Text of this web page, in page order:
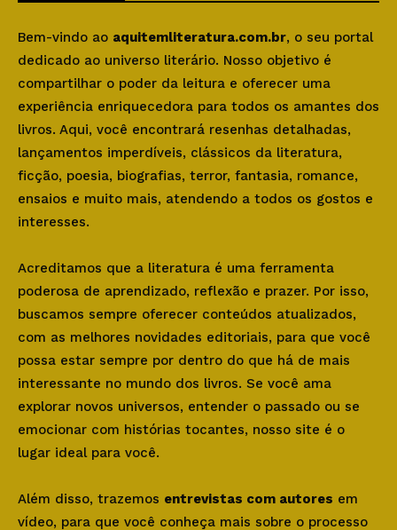
Bem-vindo ao aquitemliteratura.com.br, o seu portal
dedicado ao universo literário. Nosso objetivo é
compartilhar o poder da leitura e oferecer uma
experiência enriquecedora para todos os amantes dos
livros. Aqui, você encontrará resenhas detalhadas,
lançamentos imperdíveis, clássicos da literatura,
ficção, poesia, biografias, terror, fantasia, romance,
ensaios e muito mais, atendendo a todos os gostos e
interesses.
Acreditamos que a literatura é uma ferramenta
poderosa de aprendizado, reflexão e prazer. Por isso,
buscamos sempre oferecer conteúdos atualizados,
com as melhores novidades editoriais, para que você
possa estar sempre por dentro do que há de mais
interessante no mundo dos livros. Se você ama
explorar novos universos, entender o passado ou se
emocionar com histórias tocantes, nosso site é o
lugar ideal para você.
Além disso, trazemos entrevistas com autores em
vídeo, para que você conheça mais sobre o processo